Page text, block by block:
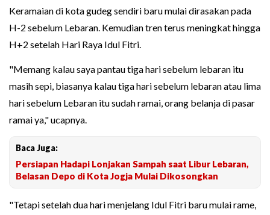
Keramaian di kota gudeg sendiri baru mulai dirasakan pada
H-2 sebelum Lebaran. Kemudian tren terus meningkat hingga
H+2 setelah Hari Raya Idul Fitri.
"Memang kalau saya pantau tiga hari sebelum lebaran itu
masih sepi, biasanya kalau tiga hari sebelum lebaran atau lima
hari sebelum Lebaran itu sudah ramai, orang belanja di pasar
ramai ya," ucapnya.
Baca Juga:
Persiapan Hadapi Lonjakan Sampah saat Libur Lebaran,
Belasan Depo di Kota Jogja Mulai Dikosongkan
"Tetapi setelah dua hari menjelang Idul Fitri baru mulai rame,